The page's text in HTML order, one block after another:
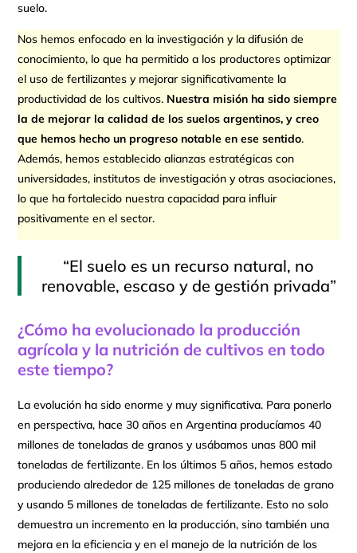
suelo.
Nos hemos enfocado en la investigación y la difusión de
conocimiento, lo que ha permitido a los productores optimizar
el uso de fertilizantes y mejorar significativamente la
productividad de los cultivos. Nuestra misión ha sido siempre
la de mejorar la calidad de los suelos argentinos, y creo
que hemos hecho un progreso notable en ese sentido.
Además, hemos establecido alianzas estratégicas con
universidades, institutos de investigación y otras asociaciones,
lo que ha fortalecido nuestra capacidad para influir
positivamente en el sector.
“El suelo es un recurso natural, no
renovable, escaso y de gestión privada”
¿Cómo ha evolucionado la producción
agrícola y la nutrición de cultivos en todo
este tiempo?
La evolución ha sido enorme y muy significativa. Para ponerlo
en perspectiva, hace 30 años en Argentina producíamos 40
millones de toneladas de granos y usábamos unas 800 mil
toneladas de fertilizante. En los últimos 5 años, hemos estado
produciendo alrededor de 125 millones de toneladas de grano
y usando 5 millones de toneladas de fertilizante. Esto no solo
demuestra un incremento en la producción, sino también una
mejora en la eficiencia y en el manejo de la nutrición de los